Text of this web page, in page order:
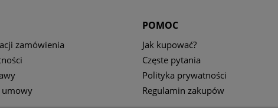
zamówienia
umowy
POMOC
Jak kupować?
Częste pytania
Polityka prywatności
Regulamin zakupów